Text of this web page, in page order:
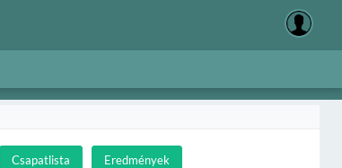
Csapatlista Eredmények